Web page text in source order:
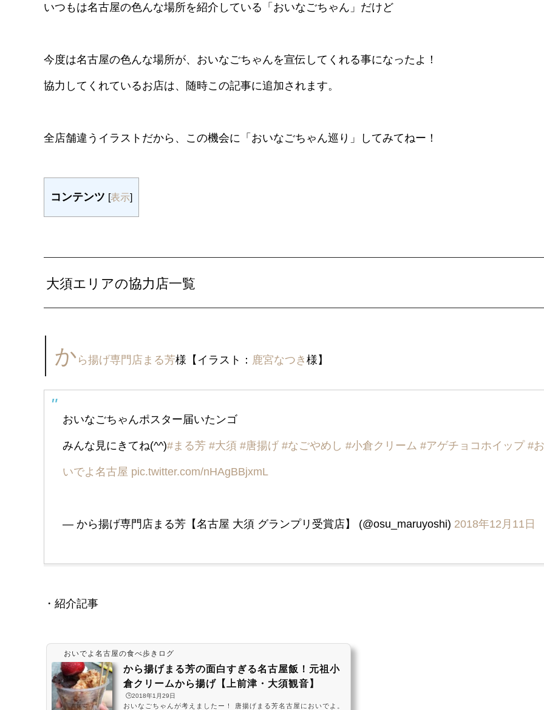
いつもは名古屋の色んな場所を紹介している「おいなごちゃん」だけど
今度は名古屋の色んな場所が、おいなごちゃんを宣伝してくれる事になったよ！
協力してくれているお店は、随時この記事に追加されます。
全店舗違うイラストだから、この機会に「おいなごちゃん巡り」してみてねー！
コンテンツ [表示]
大須エリアの協力店一覧
か ら揚げ専門店まる芳様【イラスト： 鹿宮なつき様】
おいなごちゃんポスター届いたンゴ
みんな見にきてね(^^)#まる芳 #大須 #唐揚げ #なごやめし #小倉クリーム #アゲチョコホイップ #お
いでよ名古屋 pic.twitter.com/nHAgBBjxmL
— から揚げ専門店まる芳【名古屋 大須 グランプリ受賞店】 (@osu_maruyoshi) 2018年12月11日
・紹介記事
おいでよ名古屋の食べ歩きログ
から揚げまる芳の面白すぎる名古屋飯！元祖小
倉クリームから揚げ【上前津・大須観音】
🕒️2018年1月29日
おいなごちゃんが考えましたー！ 唐揚げまる芳名古屋においでよ。